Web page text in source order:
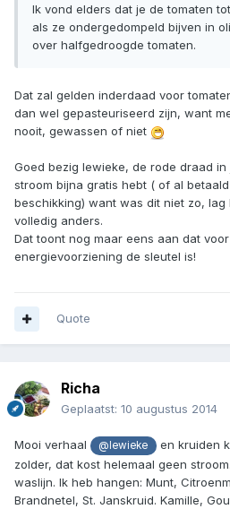
Ik vond elders dat je de tomaten
als ze ondergedompeld bijven in
over halfgedroogde tomaten.
Dat zal gelden inderdaad voor
dan wel gepasteuriseerd zijn, want
nooit, gewassen of niet
Goed bezig lewieke, de rode draad
stroom bijna gratis hebt ( of al
beschikking) want was dit niet zo,
volledig anders.
Dat toont nog maar eens aan dat
energievoorziening de sleutel is!
Quote
Richa
Geplaatst: 10 augustus 2014
Mooi verhaal @lewieke
en kruiden
zolder, dat kost helemaal geen
waslijn. Ik heb hangen: Munt,
Brandnetel, St. Janskruid. Kamille,